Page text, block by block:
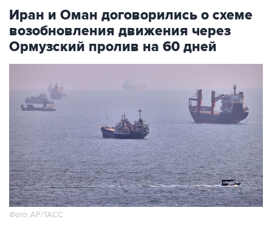
Иран и Оман договорились о схеме
возобновления движения через
Ормузский пролив на 60 дней
Фото: AP/ТАСС